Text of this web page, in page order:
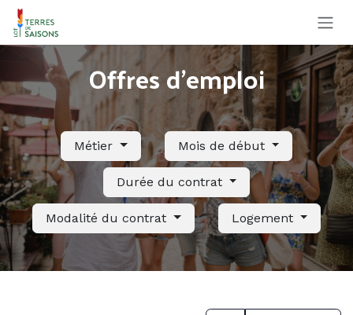
Se rendre au contenu
Offres d'emploi
Métier Mois de début
Durée du contrat
Modalité du contrat Logement